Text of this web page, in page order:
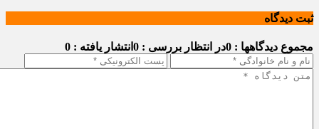
ثبت دیدگاه
مجموع دیدگاهها : 0 در انتظار بررسی : 0 انتشار یافته : 0